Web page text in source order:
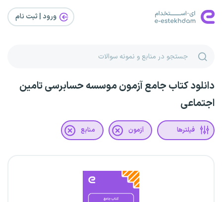
ورود | ثبت‌ نام
دانلود کتاب جامع آزمون موسسه حسابرسی تامین
اجتماعی
فیلترها آزمون منابع